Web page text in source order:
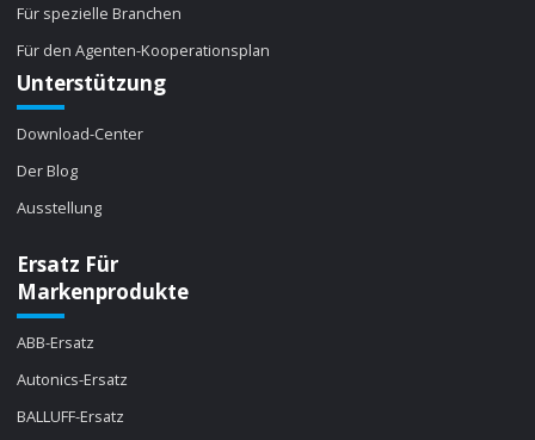
Für spezielle Branchen
Für den Agenten-Kooperationsplan
Unterstützung
Download-Center
Der Blog
Ausstellung
Ersatz Für
Markenprodukte
ABB-Ersatz
Autonics-Ersatz
BALLUFF-Ersatz